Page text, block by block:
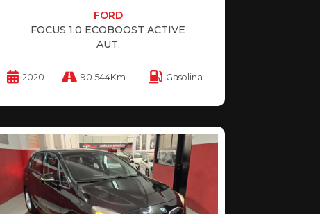
FORD
FOCUS 1.0 ECOBOOST ACTIVE
AUT.
2020 90.544Km Gasolina